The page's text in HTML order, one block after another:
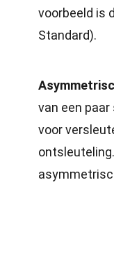
voorbeeld is
Standard).
van een
voor
ontsleuteling.